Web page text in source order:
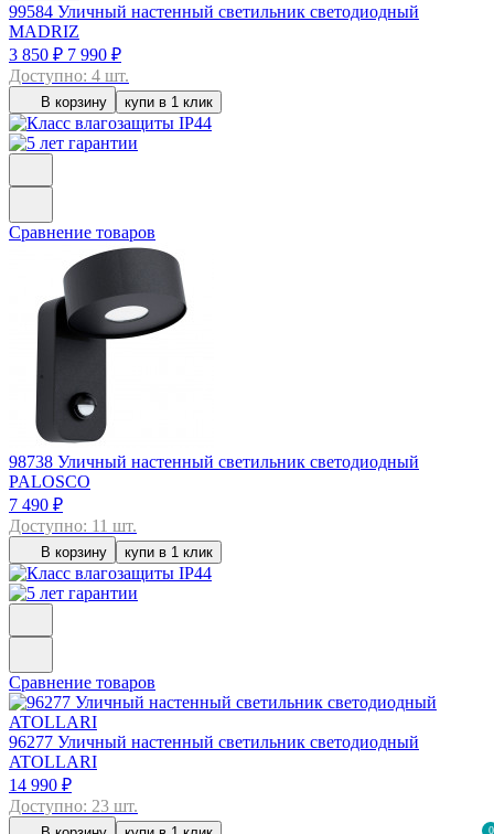
0
99584 Уличный настенный светильник светодиодный
MADRIZ
3 850 ₽ 7 990 ₽
Доступно: 4 шт.
В корзину купи в 1 клик
Сравнение товаров
98738 Уличный настенный светильник светодиодный
PALOSCO
7 490 ₽
Доступно: 11 шт.
В корзину купи в 1 клик
Сравнение товаров
96277 Уличный настенный светильник светодиодный
ATOLLARI
14 990 ₽
Доступно: 23 шт.